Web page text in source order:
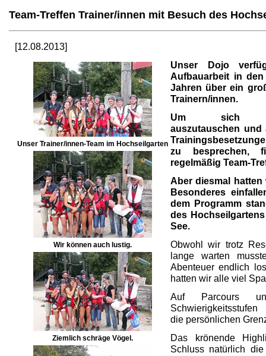
Team-Treffen Trainer/innen mit Besuch des
[12.08.2013]
Unser Trainer/innen-Team im Hochseilgarten
Wir können auch lustig.
Ziemlich schräge Vögel.
Unser Dojo
Aufbauarbeit in
Jahren über ein
Trainern/innen.
Um sich
auszutauschen und
zu besprechen,
regelmäßig Team-
Aber diesmal hatten
Besonderes
dem Programm
des
See.
Obwohl wir trotz
lange warten
Abenteuer endlich
hatten wir alle viel
Auf Parcours
die persönlichen
Das krönende
Schluss natürlich